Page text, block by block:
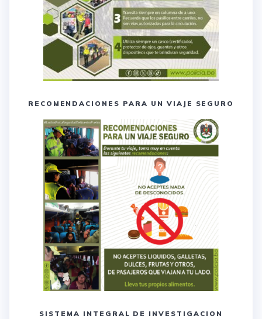
RECOMENDACIONES PARA UN VIAJE SEGURO
SISTEMA INTEGRAL DE INVESTIGACION